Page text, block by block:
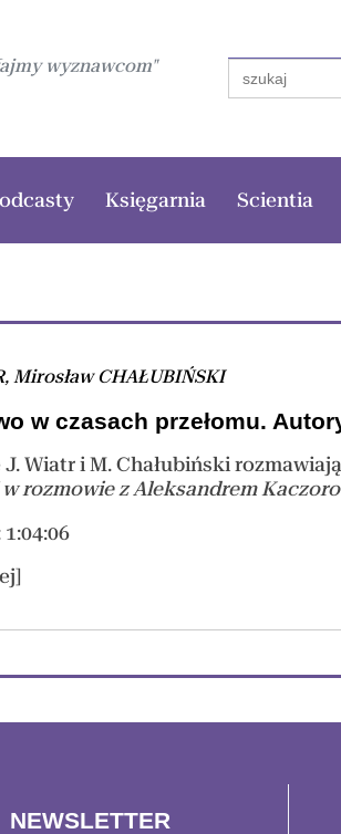
wyznawcom"
Search
for:
Księgarnia Scientia
Mirosław CHAŁUBIŃSKI
w czasach przełomu.
Wiatr i M. Chałubiński
rozmowie z Aleksandrem
NEWSLETTER